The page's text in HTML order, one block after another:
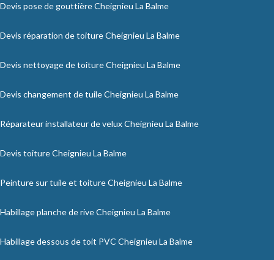
Devis pose de gouttière Cheignieu La Balme
Devis réparation de toiture Cheignieu La Balme
Devis nettoyage de toiture Cheignieu La Balme
Devis changement de tuile Cheignieu La Balme
Réparateur installateur de velux Cheignieu La Balme
Devis toiture Cheignieu La Balme
Peinture sur tuile et toiture Cheignieu La Balme
Habillage planche de rive Cheignieu La Balme
Habillage dessous de toit PVC Cheignieu La Balme